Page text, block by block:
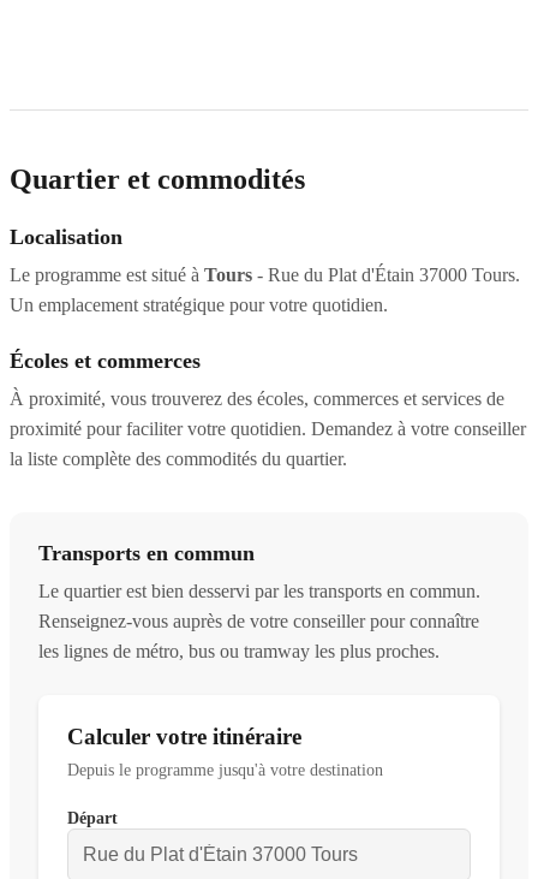
Quartier et commodités
Localisation
Le programme est situé à Tours - Rue du Plat d'Étain 37000 Tours.
Un emplacement stratégique pour votre quotidien.
Écoles et commerces
À proximité, vous trouverez des écoles, commerces et services de
proximité pour faciliter votre quotidien. Demandez à votre conseiller
la liste complète des commodités du quartier.
Transports en commun
Le quartier est bien desservi par les transports en commun.
Renseignez-vous auprès de votre conseiller pour connaître
les lignes de métro, bus ou tramway les plus proches.
Calculer votre itinéraire
Depuis le programme jusqu'à votre destination
Départ